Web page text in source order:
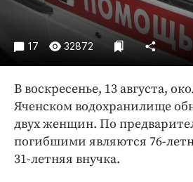
Блоги
Издания
Медиаперсона
Интересное чтиво
Клиника года
Бренд года
Работодатель года
17 32872
В воскресенье, 13 августа,
Яченском водохранилище
двух женщин. По
погибшими являются 76-
31-летняя внучка.